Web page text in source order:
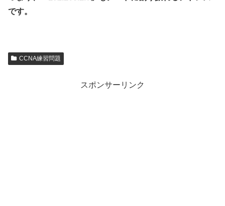
です。
CCNA練習問題
スポンサーリンク